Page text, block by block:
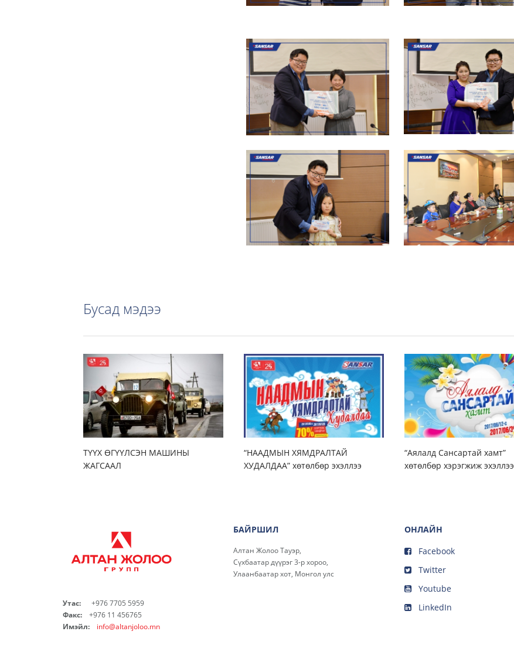
Бусад мэдээ
ТҮҮХ ӨГҮҮЛСЭН МАШИНЫ
ЖАГСААЛ
“НААДМЫН ХЯМДРАЛТАЙ
ХУДАЛДАА” хөтөлбөр эхэллээ
“Аялалд Сансартай хамт”
хөтөлбөр хэрэгжиж эхэллээ
Утас: +976 7705 5959
Факс: +976 11 456765
Имэйл:
info@altanjoloo.mn
БАЙРШИЛ
Алтан Жолоо Тауэр,
Сүхбаатар дүүрэг 3-р хороо,
Улаанбаатар хот, Монгол улс
ОНЛАЙН
Facebook
Twitter
Youtube
LinkedIn